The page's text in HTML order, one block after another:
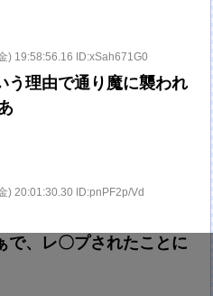
) 19:58:56.16 ID:xSah671G0
う理由で通り魔に襲われ
) 20:01:30.30 ID:pnPF2p/Vd
で、レ〇プされたことに